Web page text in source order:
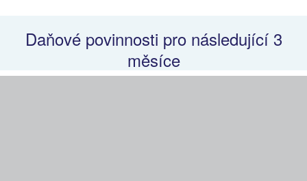
Daňové povinnosti pro následující 3
měsíce